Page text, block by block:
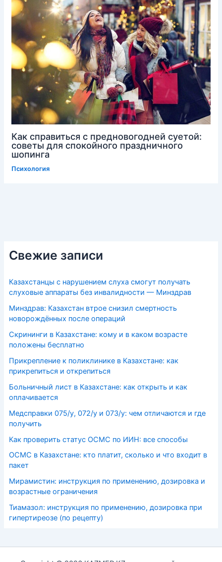
Как справиться с предновогодней суетой:
советы для спокойного праздничного
шопинга
Психология
Свежие записи
Казахстанцы с нарушением слуха смогут получать
слуховые аппараты без инвалидности — Минздрав
Минздрав: Казахстан втрое снизил смертность
новорождённых после операций
Скрининги в Казахстане: кому и в каком возрасте
положены бесплатно
Прикрепление к поликлинике в Казахстане: как
прикрепиться и открепиться
Больничный лист в Казахстане: как открыть и как
оплачивается
Медсправки 075/у, 072/у и 073/у: чем отличаются и где
получить
Как проверить статус ОСМС по ИИН: все способы
ОСМС в Казахстане: кто платит, сколько и что входит в
пакет
Мирамистин: инструкция по применению, дозировка и
возрастные ограничения
Тиамазол: инструкция по применению, дозировка при
гипертиреозе (по рецепту)